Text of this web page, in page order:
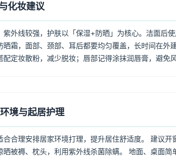
化妆建议
紫外线较强，护肤以「保湿+防晒」为核心。洁面后
晒霜，面部、颈部、耳后都要均匀覆盖，长时间在
配定妆散粉，减少脱妆；唇部记得涂抹润唇膏，避免风
境与起居护理
合合理安排居家环境打理，提升居住舒适度。 建议
晒被褥、枕头，利用紫外线杀菌除螨。 地面、桌面